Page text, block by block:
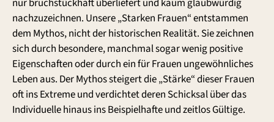
nachzuzeichnen. Unsere „Starken Frauen“ entstammen
dem Mythos, nicht der historischen Realität. Sie zeichnen
sich durch besondere, manchmal sogar wenig positive
Eigenschaften oder durch ein für Frauen ungewöhnliches
Leben aus. Der Mythos steigert die „Stärke“ dieser Frauen
oft ins Extreme und verdichtet deren Schicksal über das
Individuelle hinaus ins Beispielhafte und zeitlos Gültige.